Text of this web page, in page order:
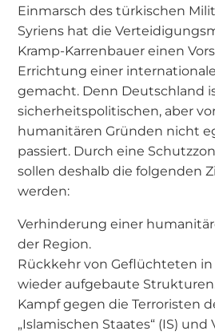
Einmarsch des türkischen
Syriens hat die
Kramp-Karrenbauer einen
Errichtung einer
gemacht. Denn Deutschland
sicherheitspolitischen, aber
humanitären Gründen nicht
passiert. Durch eine
sollen deshalb die folgenden
werden:
Verhinderung einer
der Region.
Rückkehr von Geflüchteten
wieder aufgebaute
Kampf gegen die Terroristen
„Islamischen Staates“ (IS)